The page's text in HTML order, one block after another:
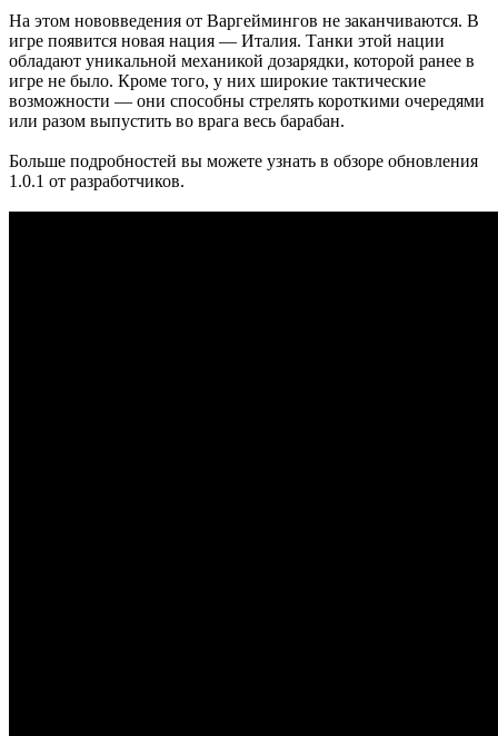
На этом нововведения от Варгеймингов не заканчиваются. В
игре появится новая нация — Италия. Танки этой нации
обладают уникальной механикой дозарядки, которой ранее в
игре не было. Кроме того, у них широкие тактические
возможности — они способны стрелять короткими очередями
или разом выпустить во врага весь барабан.
Больше подробностей вы можете узнать в обзоре обновления
1.0.1 от разработчиков.